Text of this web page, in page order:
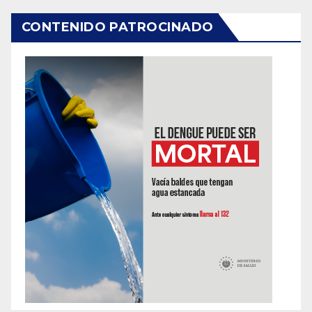
CONTENIDO PATROCINADO